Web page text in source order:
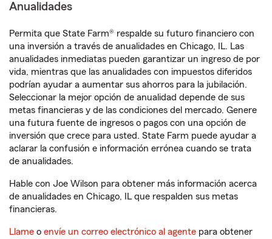
Anualidades
Permita que State Farm® respalde su futuro financiero con
una inversión a través de anualidades en Chicago, IL. Las
anualidades inmediatas pueden garantizar un ingreso de por
vida, mientras que las anualidades con impuestos diferidos
podrían ayudar a aumentar sus ahorros para la jubilación.
Seleccionar la mejor opción de anualidad depende de sus
metas financieras y de las condiciones del mercado. Genere
una futura fuente de ingresos o pagos con una opción de
inversión que crece para usted. State Farm puede ayudar a
aclarar la confusión e información errónea cuando se trata
de anualidades.
Hable con Joe Wilson para obtener más información acerca
de anualidades en Chicago, IL que respalden sus metas
financieras.
Llame o envíe un correo electrónico al agente para obtener